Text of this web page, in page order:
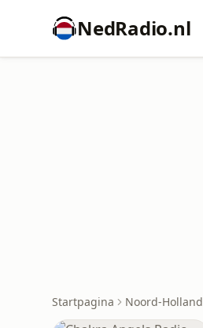
NedRadio.nl
Startpagina Noord-Holland